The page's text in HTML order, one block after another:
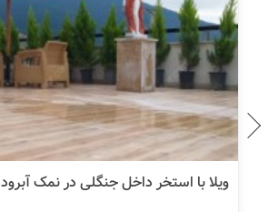
ویلا با استخر داخل جنگلی در نمک آبرود